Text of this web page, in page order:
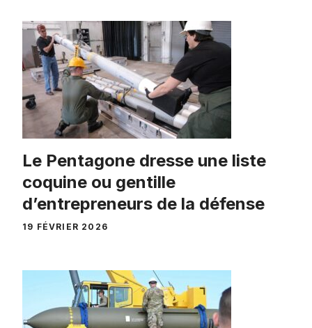
Le Pentagone dresse une liste
coquine ou gentille
d’entrepreneurs de la défense
19 FÉVRIER 2026